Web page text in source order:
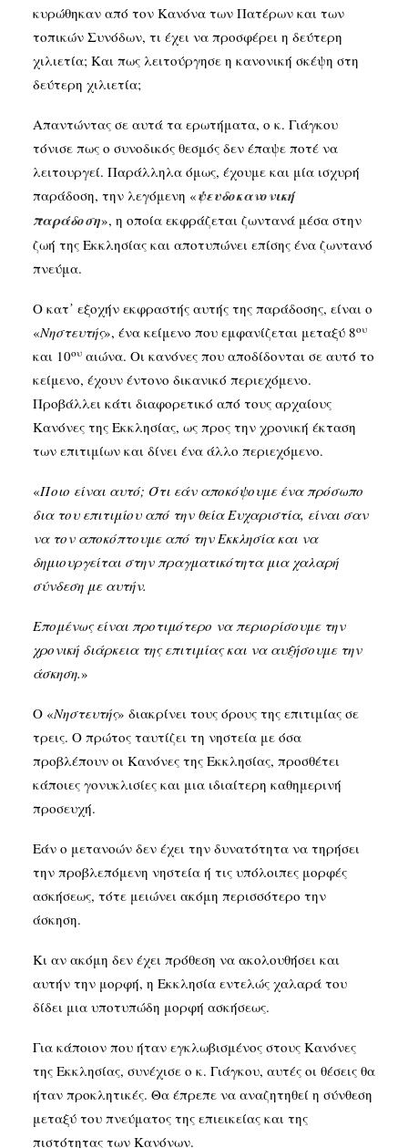
κυρώθηκαν από τον Κανόνα των Πατέρων και των
τοπικών Συνόδων, τι έχει να προσφέρει η δεύτερη
χιλιετία; Και πως λειτούργησε η κανονική σκέψη στη
δεύτερη χιλιετία;
Απαντώντας σε αυτά τα ερωτήματα, ο κ. Γιάγκου
τόνισε πως ο συνοδικός θεσμός δεν έπαψε ποτέ να
λειτουργεί. Παράλληλα όμως, έχουμε και μία ισχυρή
παράδοση, την λεγόμενη «ψευδοκανονική
παράδοση», η οποία εκφράζεται ζωντανά μέσα στην
ζωή της Εκκλησίας και αποτυπώνει επίσης ένα ζωντανό
πνεύμα.
Ο κατ᾽ εξοχήν εκφραστής αυτής της παράδοσης, είναι ο
«Νηστευτής», ένα κείμενο που εμφανίζεται μεταξύ 8ου
και 10ου αιώνα. Οι κανόνες που αποδίδονται σε αυτό το
κείμενο, έχουν έντονο δικανικό περιεχόμενο.
Προβάλλει κάτι διαφορετικό από τους αρχαίους
Κανόνες της Εκκλησίας, ως προς την χρονική έκταση
των επιτιμίων και δίνει ένα άλλο περιεχόμενο.
«Ποιο είναι αυτό; Ότι εάν αποκόψουμε ένα πρόσωπο
δια του επιτιμίου από την θεία Ευχαριστία, είναι σαν
να τον αποκόπτουμε από την Εκκλησία και να
δημιουργείται στην πραγματικότητα μια χαλαρή
σύνδεση με αυτήν.
Επομένως είναι προτιμότερο να περιορίσουμε την
χρονική διάρκεια της επιτιμίας και να αυξήσουμε την
άσκηση.»
Ο «Νηστευτής» διακρίνει τους όρους της επιτιμίας σε
τρεις. Ο πρώτος ταυτίζει τη νηστεία με όσα
προβλέπουν οι Κανόνες της Εκκλησίας, προσθέτει
κάποιες γονυκλισίες και μια ιδιαίτερη καθημερινή
προσευχή.
Εάν ο μετανοών δεν έχει την δυνατότητα να τηρήσει
την προβλεπόμενη νηστεία ή τις υπόλοιπες μορφές
ασκήσεως, τότε μειώνει ακόμη περισσότερο την
άσκηση.
Κι αν ακόμη δεν έχει πρόθεση να ακολουθήσει και
αυτήν την μορφή, η Εκκλησία εντελώς χαλαρά του
δίδει μια υποτυπώδη μορφή ασκήσεως.
Για κάποιον που ήταν εγκλωβισμένος στους Κανόνες
της Εκκλησίας, συνέχισε ο κ. Γιάγκου, αυτές οι θέσεις θα
ήταν προκλητικές. Θα έπρεπε να αναζητηθεί η σύνθεση
μεταξύ του πνεύματος της επιεικείας και της
πιστότητας των Κανόνων.